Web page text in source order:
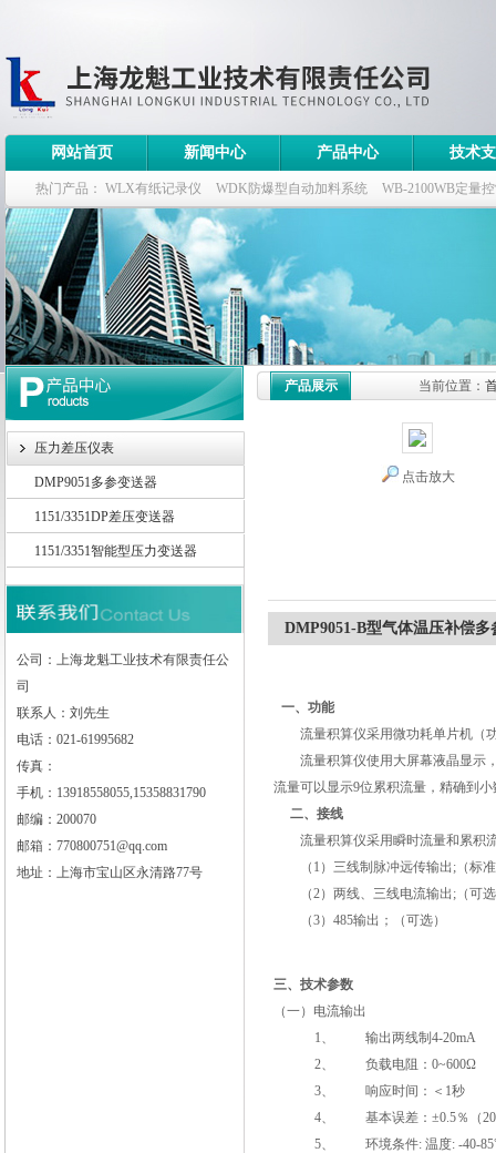
上海龙魁工业技术有限责任公司
网站首页 新闻中心 产品中心 技术
热门产品： WLX有纸记录仪 WDK防爆型自动加料系统 WB-2100WB定量
WDK流量定量控制柜 WB-2100定量装车控制仪
压力差压仪表
DMP9051多参变送器
1151/3351DP差压变送器
1151/3351智能型压力变送器
公司：上海龙魁工业技术有限责任公
司
联系人：刘先生
电话：021-61995682
传真：
手机：13918558055,15358831790
邮编：200070
邮箱：770800751@qq.com
地址：上海市宝山区永清路77号
产品展示 当前位置：
点击放大
DMP9051-B型气体温压补偿多
一、功能
流量积算仪采用微功耗单片机 （
流量积算仪使用大屏幕液晶显示
流量可以显示9位累积流量，精确到小
二、接线
流量积算仪采用瞬时流量和累积
（ 1 ）三线制脉冲远传输出 ; （标
（2）两线、三线电流输出 ; （可
（3） 485输出；（可选）
三、技术参数
（一）电流输出
1、
输出两线制4-20mA
2、
负载电阻：0~600Ω
3、
响应时间：＜ 1秒
4、
基本误差：±0.5％
（20
5、
环境条件:温度: -40-85